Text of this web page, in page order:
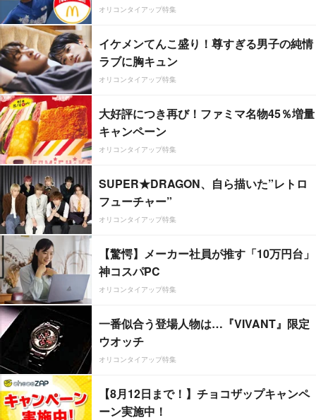
オリコンタイアップ特集
イケメンてんこ盛り！尊すぎる男子の純情
ラブに胸キュン
オリコンタイアップ特集
大好評につき再び！ファミマ名物45％増量
キャンペーン
オリコンタイアップ特集
SUPER★DRAGON、自ら描いた”レトロ
フューチャー”
オリコンタイアップ特集
【驚愕】メーカー社員が推す「10万円台」
神コスパPC
オリコンタイアップ特集
一番似合う登場人物は…『VIVANT』限定
ウオッチ
オリコンタイアップ特集
【8月12日まで！】チョコザップキャンペ
ーン実施中！